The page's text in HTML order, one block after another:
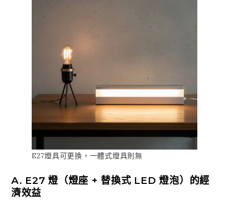
E27燈具可更換，一體式燈具則無
A. E27 燈（燈座 + 替換式 LED 燈泡）的經
濟效益